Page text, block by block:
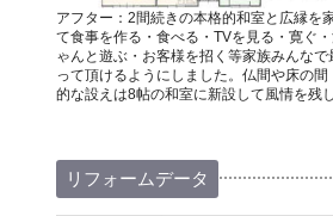
アフター：2間続きの本格的和室と広縁を
て食事を作る・食べる・TVを見る・寛ぐ
ゃんと遊ぶ・お客様を招く等家族みんな
って頂けるようにしました。仏間や床の
的な設えは8帖の和室に新設して風情を残し
リフォームデータ